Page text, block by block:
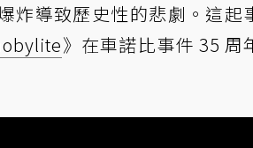
炸導致歷史性的悲劇。這起
》在車諾比事件 35 周